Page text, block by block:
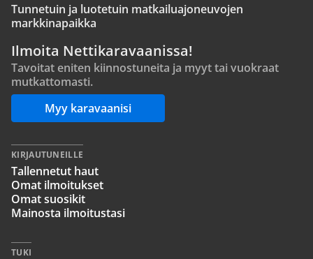
Tunnetuin ja luotetuin matkailuajoneuvojen
markkinapaikka
Ilmoita Nettikaravaanissa!
Tavoitat eniten kiinnostuneita ja myyt tai vuokraat
mutkattomasti.
Myy karavaanisi
KIRJAUTUNEILLE
Tallennetut haut
Omat ilmoitukset
Omat suosikit
Mainosta ilmoitustasi
TUKI